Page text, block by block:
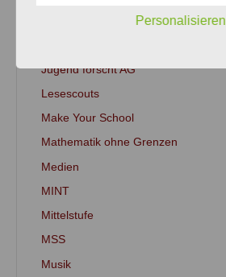
Jugend forscht AG
Lesescouts
Make Your School
Mathematik ohne Grenzen
Medien
MINT
Mittelstufe
MSS
Musik
Personalisieren